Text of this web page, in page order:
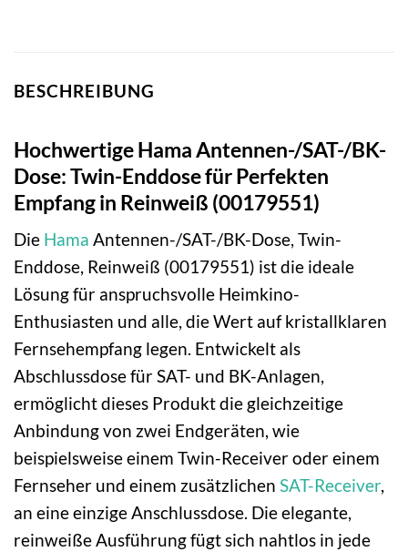
BESCHREIBUNG
Hochwertige Hama Antennen-/SAT-/BK-
Dose: Twin-Enddose für Perfekten
Empfang in Reinweiß (00179551)
Die Hama Antennen-/SAT-/BK-Dose, Twin-
Enddose, Reinweiß (00179551) ist die ideale
Lösung für anspruchsvolle Heimkino-
Enthusiasten und alle, die Wert auf kristallklaren
Fernsehempfang legen. Entwickelt als
Abschlussdose für SAT- und BK-Anlagen,
ermöglicht dieses Produkt die gleichzeitige
Anbindung von zwei Endgeräten, wie
beispielsweise einem Twin-Receiver oder einem
Fernseher und einem zusätzlichen SAT-Receiver,
an eine einzige Anschlussdose. Die elegante,
reinweiße Ausführung fügt sich nahtlos in jede